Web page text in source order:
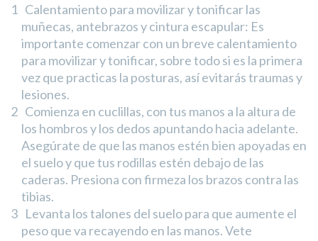
Calentamiento para movilizar y tonificar las
muñecas, antebrazos y cintura escapular: Es
importante comenzar con un breve calentamiento
para movilizar y tonificar, sobre todo si es la primera
vez que practicas la posturas, así evitarás traumas y
lesiones.
Comienza en cuclillas, con tus manos a la altura de
los hombros y los dedos apuntando hacia adelante.
Asegúrate de que las manos estén bien apoyadas en
el suelo y que tus rodillas estén debajo de las
caderas. Presiona con firmeza los brazos contra las
tibias.
Levanta los talones del suelo para que aumente el
peso que va recayendo en las manos. Vete